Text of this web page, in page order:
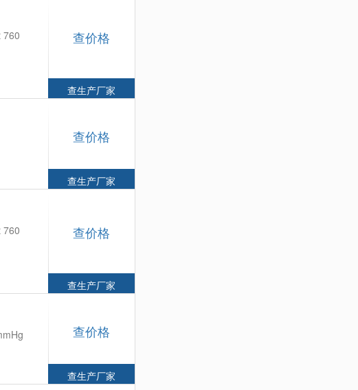
760
查价格
查生产厂家
查价格
查生产厂家
760
查价格
查生产厂家
查价格
查生产厂家